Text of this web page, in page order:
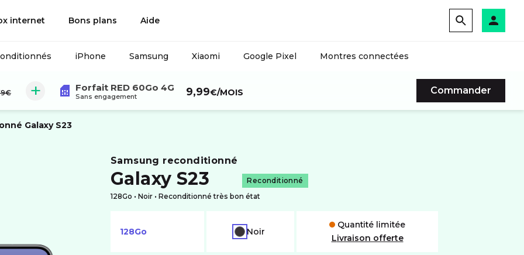
internet Bons plans Aide
iPhone Samsung Xiaomi Google Pixel Montres connectées
lieu de : Forfait RED 60Go 4G
Sans engagement 9,99€/MOIS Commander
Galaxy S23
samsung reconditionné
Galaxy S23
Reconditionné
128Go •
noir • Reconditionné très bon état
128Go NOIRNoir
Quantité limitée
Livraison offerte